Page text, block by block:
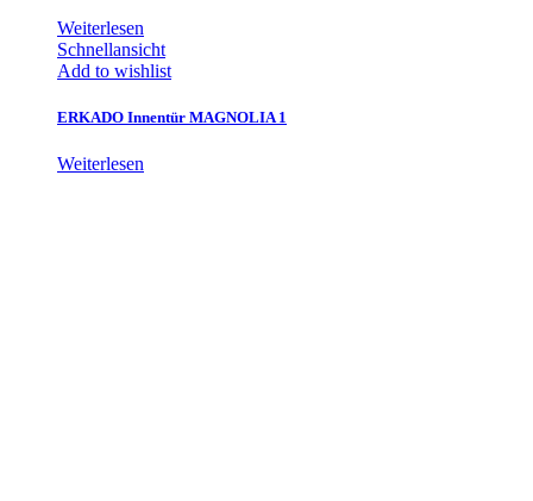
Weiterlesen
Schnellansicht
Add to wishlist
ERKADO Innentür MAGNOLIA 1
Weiterlesen